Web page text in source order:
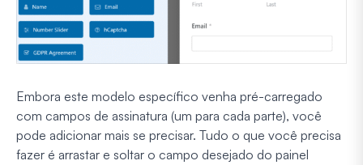
Embora este modelo específico venha pré-carregado
com campos de assinatura (um para cada parte), você
pode adicionar mais se precisar. Tudo o que você precisa
fazer é arrastar e soltar o campo desejado do painel